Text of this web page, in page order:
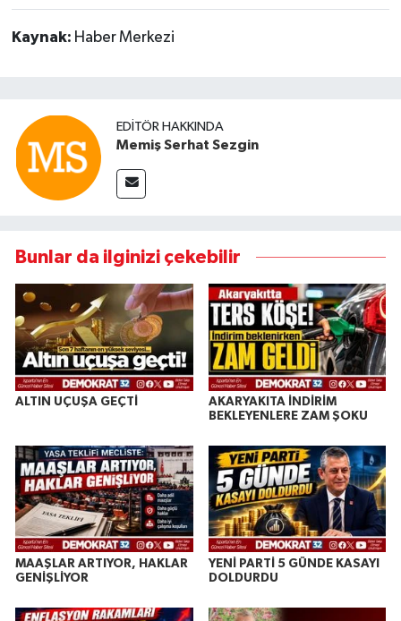
Kaynak: Haber Merkezi
EDITÖR HAKKINDA
Memiş Serhat Sezgin
Bunlar da ilginizi çekebilir
ALTIN UÇUŞA GEÇTİ
AKARYAKITA İNDİRİM
BEKLEYENLERE ZAM ŞOKU
MAAŞLAR ARTIYOR, HAKLAR
GENİŞLİYOR
YENİ PARTİ 5 GÜNDE KASAYI
DOLDURDU